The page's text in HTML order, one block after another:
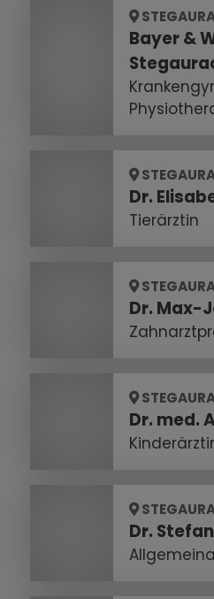
Bayer &
Dr.
Tierärztin
Dr. Max-
Dr. med.
Dr.